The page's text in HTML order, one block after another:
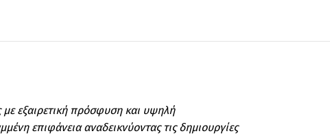
με εξαιρετική πρόσφυση και υψηλή
επιφάνεια αναδεικνύοντας τις δημιουργίες